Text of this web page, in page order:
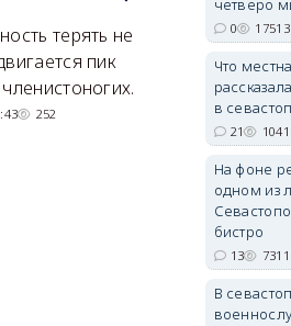
терять не
пик
252
Балаклавы
Там
квартал с
парковками.
05/08/2026
четверо
0 17513
Что
в
21
На фоне
одном из
бистро
13 7311
В